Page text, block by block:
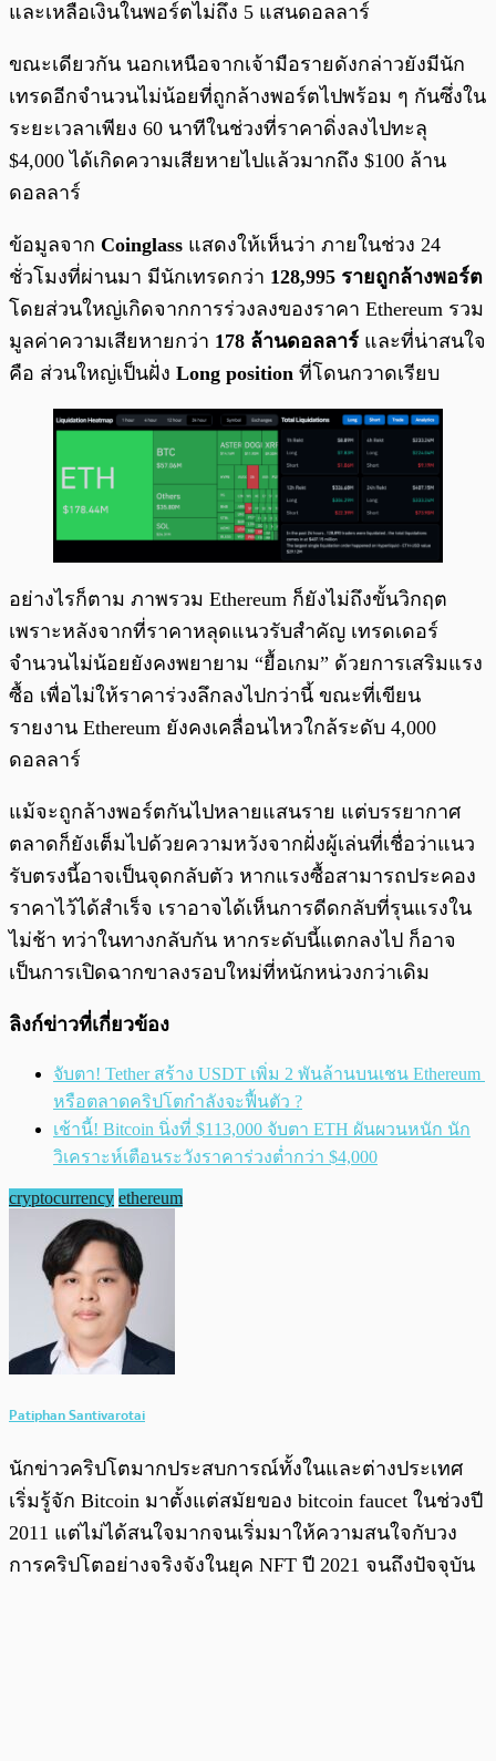
และเหลือเงินในพอร์ตไม่ถึง 5 แสนดอลลาร์
ขณะเดียวกัน นอกเหนือจากเจ้ามือรายดังกล่าวยังมีนัก
เทรดอีกจำนวนไม่น้อยที่ถูกล้างพอร์ตไปพร้อม ๆ กันซึ่งใน
ระยะเวลาเพียง 60 นาทีในช่วงที่ราคาดิ่งลงไปทะลุ
$4,000 ได้เกิดความเสียหายไปแล้วมากถึง $100 ล้าน
ดอลลาร์
ข้อมูลจาก Coinglass แสดงให้เห็นว่า ภายในช่วง 24
ชั่วโมงที่ผ่านมา มีนักเทรดกว่า 128,995 รายถูกล้างพอร์ต
โดยส่วนใหญ่เกิดจากการร่วงลงของราคา Ethereum รวม
มูลค่าความเสียหายกว่า 178 ล้านดอลลาร์ และที่น่าสนใจ
คือ ส่วนใหญ่เป็นฝั่ง Long position ที่โดนกวาดเรียบ
อย่างไรก็ตาม ภาพรวม Ethereum ก็ยังไม่ถึงขั้นวิกฤต
เพราะหลังจากที่ราคาหลุดแนวรับสำคัญ เทรดเดอร์
จำนวนไม่น้อยยังคงพยายาม “ยื้อเกม” ด้วยการเสริมแรง
ซื้อ เพื่อไม่ให้ราคาร่วงลึกลงไปกว่านี้ ขณะที่เขียน
รายงาน Ethereum ยังคงเคลื่อนไหวใกล้ระดับ 4,000
ดอลลาร์
แม้จะถูกล้างพอร์ตกันไปหลายแสนราย แต่บรรยากาศ
ตลาดก็ยังเต็มไปด้วยความหวังจากฝั่งผู้เล่นที่เชื่อว่าแนว
รับตรงนี้อาจเป็นจุดกลับตัว หากแรงซื้อสามารถประคอง
ราคาไว้ได้สำเร็จ เราอาจได้เห็นการดีดกลับที่รุนแรงใน
ไม่ช้า ทว่าในทางกลับกัน หากระดับนี้แตกลงไป ก็อาจ
เป็นการเปิดฉากขาลงรอบใหม่ที่หนักหน่วงกว่าเดิม
ลิงก์ข่าวที่เกี่ยวข้อง
จับตา! Tether สร้าง USDT เพิ่ม 2 พันล้านบนเชน Ethereum
หรือตลาดคริปโตกำลังจะฟื้นตัว ?
เช้านี้! Bitcoin นิ่งที่ $113,000 จับตา ETH ผันผวนหนัก นัก
วิเคราะห์เตือนระวังราคาร่วงต่ำกว่า $4,000
cryptocurrency ethereum
Patiphan Santivarotai
นักข่าวคริปโตมากประสบการณ์ทั้งในและต่างประเทศ
เริ่มรู้จัก Bitcoin มาตั้งแต่สมัยของ bitcoin faucet ในช่วงปี
2011 แต่ไม่ได้สนใจมากจนเริ่มมาให้ความสนใจกับวง
การคริปโตอย่างจริงจังในยุค NFT ปี 2021 จนถึงปัจจุบัน